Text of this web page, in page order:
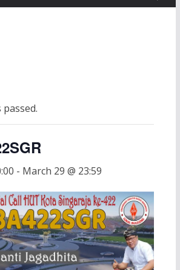
- March 29 @ 23:59